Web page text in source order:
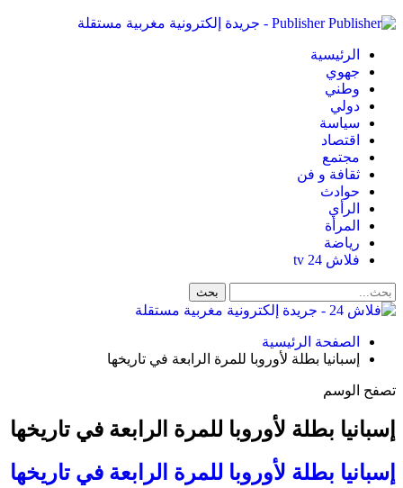
Publisher - جريدة إلكترونية مغربية مستقلة
الرئيسية
جهوي
وطني
دولي
سياسة
اقتصاد
مجتمع
ثقافة و فن
حوادث
الرأي
المرأة
رياضة
فلاش 24 tv
الصفحة الرئيسية
إسبانيا بطلة لأوروبا للمرة الرابعة في تاريخها
تصفح الوسم
إسبانيا بطلة لأوروبا للمرة الرابعة في تاريخها
إسبانيا بطلة لأوروبا للمرة الرابعة في تاريخها